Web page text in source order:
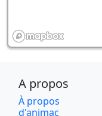
A propos
À propos
d'animac